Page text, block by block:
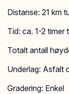
Distanse: 21 km
Tid: ca. 1-2 timer
Totalt antall
Underlag: Asfalt
Gradering: Enkel